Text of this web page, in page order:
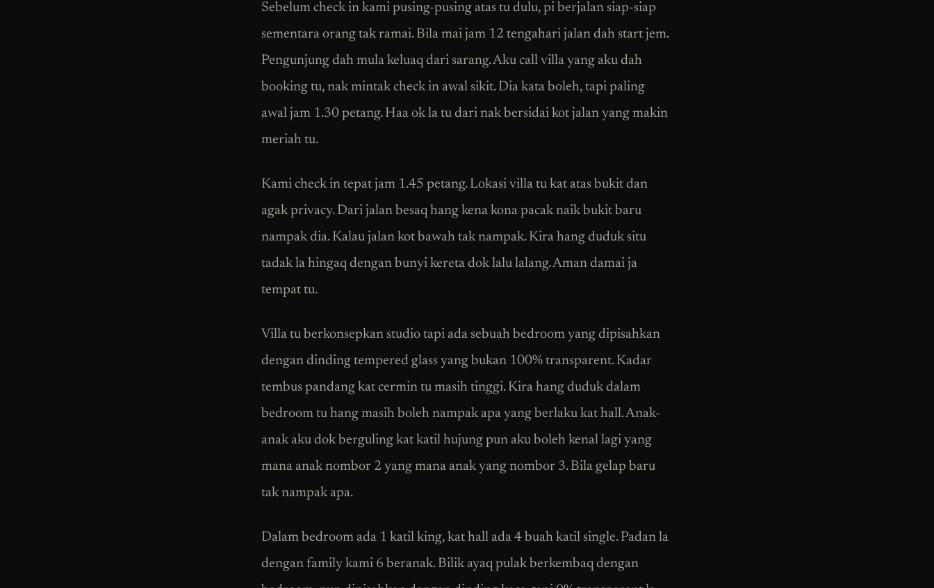
Sebelum check in kami pusing-pusing atas tu dulu, pi berjalan siap-siap
sementara orang tak ramai. Bila mai jam 12 tengahari jalan dah start jem.
Pengunjung dah mula keluaq dari sarang. Aku call villa yang aku dah
booking tu, nak mintak check in awal sikit. Dia kata boleh, tapi paling
awal jam 1.30 petang. Haa ok la tu dari nak bersidai kot jalan yang makin
meriah tu.
Kami check in tepat jam 1.45 petang. Lokasi villa tu kat atas bukit dan
agak privacy. Dari jalan besaq hang kena kona pacak naik bukit baru
nampak dia. Kalau jalan kot bawah tak nampak. Kira hang duduk situ
tadak la hingaq dengan bunyi kereta dok lalu lalang. Aman damai ja
tempat tu.
Villa tu berkonsepkan studio tapi ada sebuah bedroom yang dipisahkan
dengan dinding tempered glass yang bukan 100% transparent. Kadar
tembus pandang kat cermin tu masih tinggi. Kira hang duduk dalam
bedroom tu hang masih boleh nampak apa yang berlaku kat hall. Anak-
anak aku dok berguling kat katil hujung pun aku boleh kenal lagi yang
mana anak nombor 2 yang mana anak yang nombor 3. Bila gelap baru
tak nampak apa.
Dalam bedroom ada 1 katil king, kat hall ada 4 buah katil single. Padan la
dengan family kami 6 beranak. Bilik ayaq pulak berkembaq dengan